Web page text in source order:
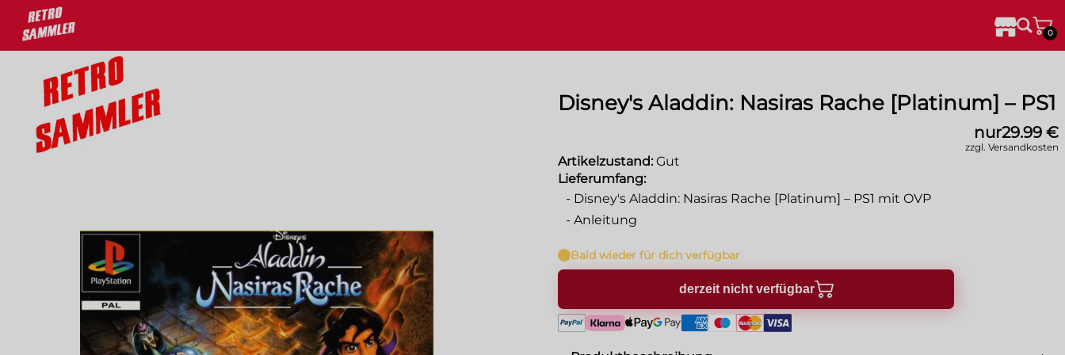
30% auf deine Lieblingsprodukte! 0
Disney's Aladdin: Nasiras Rache [Platinum] – PS1
nur29.99 €
zzgl. Versandkosten
Artikelzustand: Gut
Lieferumfang:
- Disney's Aladdin: Nasiras Rache [Platinum] – PS1 mit OVP
- Anleitung
Bald wieder für dich verfügbar
derzeit nicht verfügbar